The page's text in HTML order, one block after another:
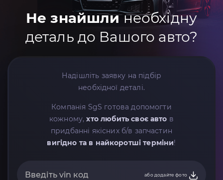
Не знайшлинеобхідну
деталь до Вашого авто?
Надішліть заявку на підбір
необхідної деталі.
Компанія SgS готова допомогти
кожному,хто любить своє авто в
придбанні якісних б/в запчастин
вигідно та в найкоротші терміни!
або додайте фото